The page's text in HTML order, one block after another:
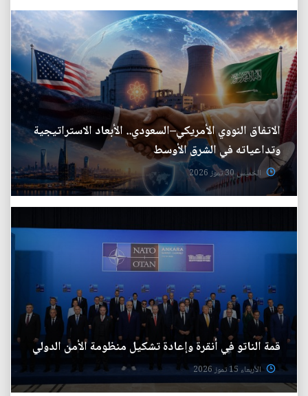
الاتفاق النووي الأمريكي–السعودي.. الأبعاد الاستراتيجية
وتداعياته في الشرق الأوسط
الخميس 30 تموز 2026
قمة الناتو في أنقرة وإعادة تشكيل منظومة الأمن الدولي
الأربعاء 15 تموز 2026